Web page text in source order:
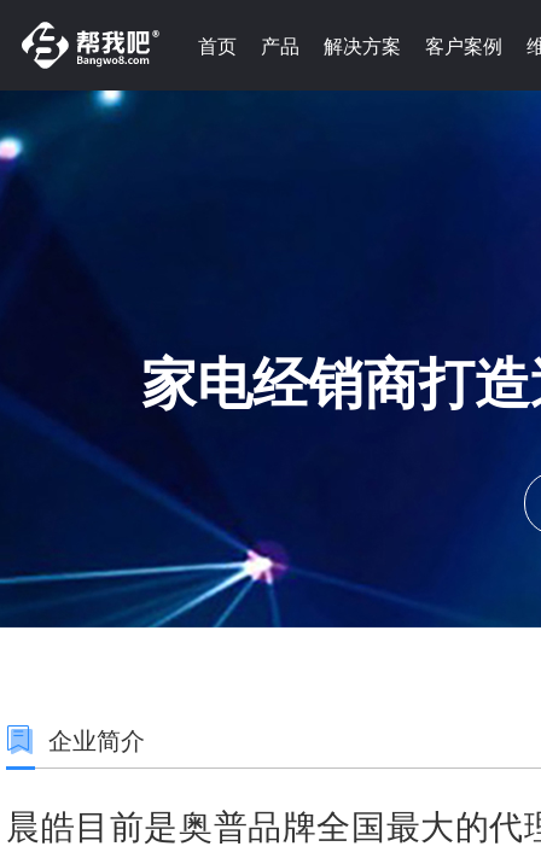
首页 产品 解决方案 客户案例
家电经销商打
企业简介
晨皓目前是奥普品牌全国最大的